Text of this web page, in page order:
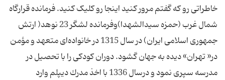
خاطراتی رو که گفتم مرور کنید اینجا رو کلیک کنید. فرمانده قرارگاه
شمال غرب (حمزه سیدالشهدا)وفرمانده لشگر 23 نوهد( ارتش
جمهوری اسلامی ایران) در سال 1315 در خانواده‌ای متعهد و مؤمن
در« تهران» دیده به جهان گشود. دوران كودكی را با تحصیل در
مدرسه سپری نمود و درسال 1336 با اخذ مدرك دیپلم وارد